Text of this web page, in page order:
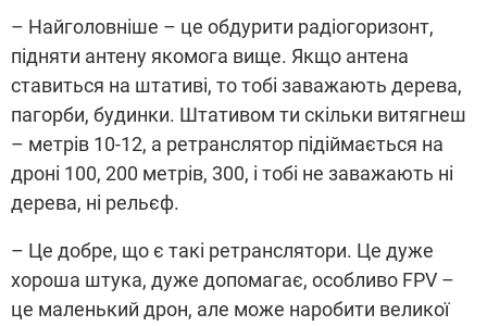
– Найголовніше – це обдурити радіогоризонт,
підняти антену якомога вище. Якщо антена
ставиться на штативі, то тобі заважають дерева,
пагорби, будинки. Штативом ти скільки витягнеш
– метрів 10-12, а ретранслятор підіймається на
дроні 100, 200 метрів, 300, і тобі не заважають ні
дерева, ні рельєф.
– Це добре, що є такі ретранслятори. Це дуже
хороша штука, дуже допомагає, особливо FPV –
це маленький дрон, але може наробити великої